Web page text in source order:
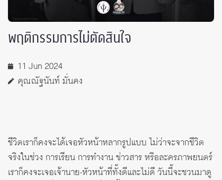
พฤติกรรมการไม่ตัดสินใจ
11 Jun 2024
คุณณัฐนันท์ มั่นคง
ชีวิตเราก็คงจะได้เจอหัวหน้าหลากรูปแบบ ไม่ว่าจะจากชีวิต
จริงในช่วง การเรียน การทำงาน ข่าวสาร หรือละครภาพยนตร์
เราก็คงจะเจอเจ้านาย-หัวหน้าที่ทั้งดีและไม่ดี วันนี้จะชวนมาดู